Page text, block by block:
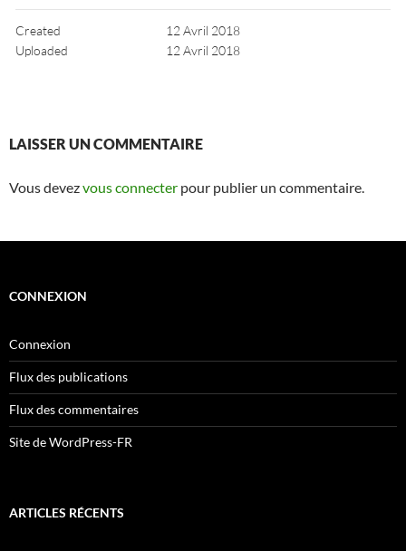
Created
12 Avril 2018
Uploaded
12 Avril 2018
LAISSER UN COMMENTAIRE
Vous devezvous connecter pour publier un commentaire.
CONNEXION
Connexion
Flux des publications
Flux des commentaires
Site de WordPress-FR
ARTICLES RÉCENTS